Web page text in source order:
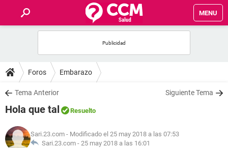
MENU
FOROS
SALUD
FAMILIA
NUTRICIÓN
Foros Embarazo
Tema Anterior Siguiente Tema
Hola que tal Resuelto
Sari.23.com - Modificado el 25 may 2018 a las 07:53
Sari.23.com - 25 may 2018 a las 16:01